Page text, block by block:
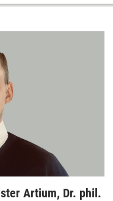
Artium, Dr. phil.